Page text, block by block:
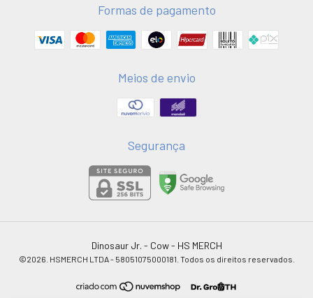
Formas de pagamento
Meios de envio
Segurança
Dinosaur Jr. - Cow- HS MERCH
©2026. HSMERCH LTDA - 58051075000181. Todos os direitos reservados.